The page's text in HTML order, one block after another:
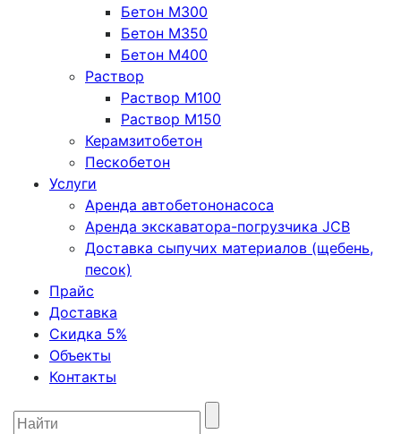
Бетон М300
Бетон М350
Бетон М400
Раствор
Раствор М100
Раствор М150
Керамзитобетон
Пескобетон
Услуги
Аренда автобетононасоса
Аренда экскаватора-погрузчика JCB
Доставка сыпучих материалов (щебень,
песок)
Прайс
Доставка
Скидка 5%
Объекты
Контакты